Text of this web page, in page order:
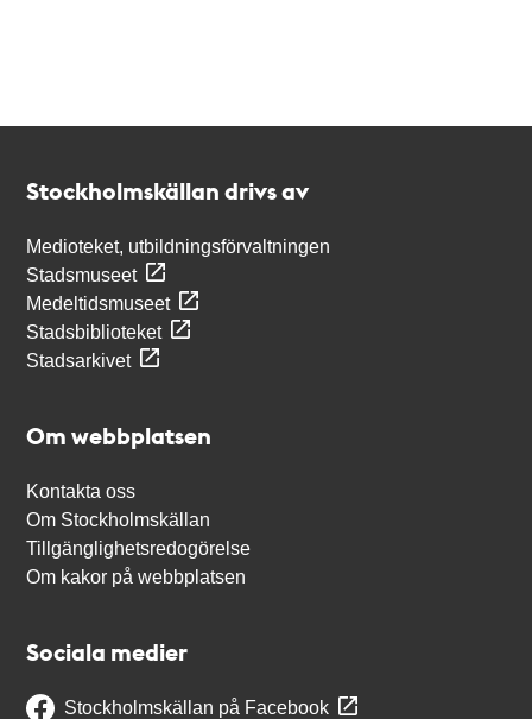
Stockholmskällan drivs av
Medioteket, utbildningsförvaltningen
Stadsmuseet
Medeltidsmuseet
Stadsbiblioteket
Stadsarkivet
Om webbplatsen
Kontakta oss
Om Stockholmskällan
Tillgänglighetsredogörelse
Om kakor på webbplatsen
Sociala medier
Stockholmskällan på Facebook